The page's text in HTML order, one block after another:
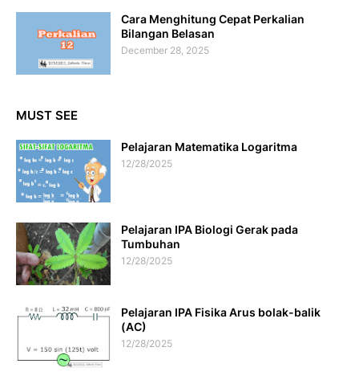
Cara Menghitung Cepat Perkalian
Bilangan Belasan
December 28, 2025
MUST SEE
Pelajaran Matematika Logaritma
12/28/2025
Pelajaran IPA Biologi Gerak pada
Tumbuhan
12/28/2025
Pelajaran IPA Fisika Arus bolak-balik
(AC)
12/28/2025